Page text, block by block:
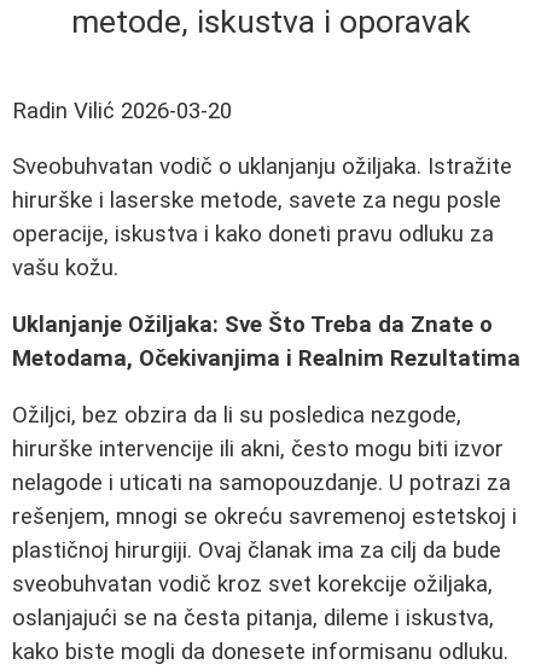
metode, iskustva i oporavak
Radin Vilić 2026-03-20
Sveobuhvatan vodič o uklanjanju ožiljaka. Istražite
hirurške i laserske metode, savete za negu posle
operacije, iskustva i kako doneti pravu odluku za
vašu kožu.
Uklanjanje Ožiljaka: Sve Što Treba da Znate o
Metodama, Očekivanjima i Realnim Rezultatima
Ožiljci, bez obzira da li su posledica nezgode,
hirurške intervencije ili akni, često mogu biti izvor
nelagode i uticati na samopouzdanje. U potrazi za
rešenjem, mnogi se okreću savremenoj estetskoj i
plastičnoj hirurgiji. Ovaj članak ima za cilj da bude
sveobuhvatan vodič kroz svet korekcije ožiljaka,
oslanjajući se na česta pitanja, dileme i iskustva,
kako biste mogli da donesete informisanu odluku.